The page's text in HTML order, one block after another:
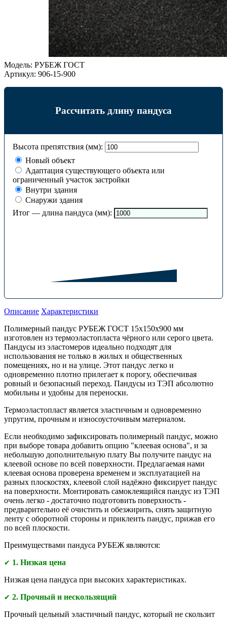
Модель: РУБЕЖ ГОСТ
Артикул: 906-15-900
Рассчитать длину пандуса
Высота препятствия (мм):
Новый объект
Адаптация существующего объекта или
ограниченный участок застройки
Внутри здания
Снаружи здания
Итог — длина пандуса (мм):
Описание Характеристики
Полимерный пандус РУБЕЖ ГОСТ 15х150х900 мм
изготовлен из термоэластопласта чёрного или серого цвета.
Пандусы из эластомеров идеально подходят для
использования не только в жилых и общественных
помещениях, но и на улице. Этот пандус легко и
одновременно плотно прилегает к порогу, обеспечивая
ровный и безопасный переход. Пандусы из ТЭП абсолютно
мобильны и удобны для переноски.
Термоэластопласт является эластичным и одновременно
упругим, прочным и износоусточивым материалом.
Если необходимо зафиксировать полимерный пандус, можно
при выборе товара добавить опцию "клеевая основа", и за
небольшую дополнительную плату Вы получите пандус на
клеевой основе по всей поверхности. Предлагаемая нами
клеевая основа проверена временем и эксплуатацией на
разных плоскостях, клеевой слой надёжно фиксирует пандус
на поверхности. Монтировать самоклеящийся пандус из ТЭП
очень легко - достаточно подготовить поверхность -
предварительно её очистить и обезжирить, снять защитную
ленту с оборотной стороны и приклеить пандус, прижав его
по всей плоскости.
Преимуществами пандуса РУБЕЖ являются:
✔ 1. Низкая цена
Низкая цена пандуса при высоких характеристиках.
✔ 2. Прочный и нескользящий
Прочный цельный эластичный пандус, который не скользит